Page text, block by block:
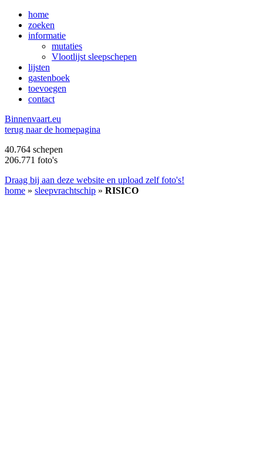
home
zoeken
informatie
mutaties
Vlootlijst sleepschepen
lijsten
gastenboek
toevoegen
contact
Binnenvaart.eu
terug naar de homepagina
40.764 schepen
206.771 foto's
Draag bij aan deze website en upload zelf foto's!
home » sleepvrachtschip » RISICO